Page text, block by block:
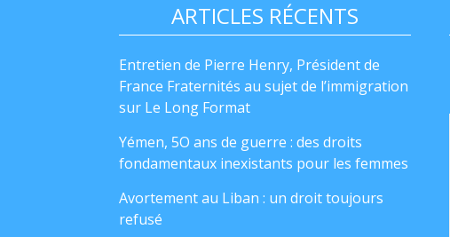
ARTICLES RÉCENTS
Entretien de Pierre Henry, Président de
France Fraternités au sujet de l’immigration
sur Le Long Format
Yémen, 5O ans de guerre : des droits
fondamentaux inexistants pour les femmes
Avortement au Liban : un droit toujours
refusé